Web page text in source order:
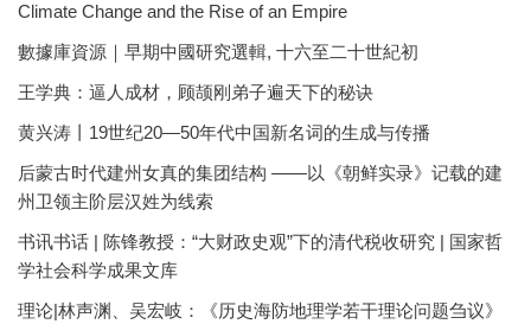
Climate Change and the Rise of an Empire
數據庫資源｜早期中國研究選輯, 十六至二十世紀初
王学典：逼人成材，顾颉刚弟子遍天下的秘诀
黄兴涛丨19世纪20—50年代中国新名词的生成与传播
后蒙古时代建州女真的集团结构 ——以《朝鲜实录》记载的建
州卫领主阶层汉姓为线索
书讯书话 | 陈锋教授：“大财政史观”下的清代税收研究 | 国家哲
学社会科学成果文库
理论|林声渊、吴宏岐：《历史海防地理学若干理论问题刍议》